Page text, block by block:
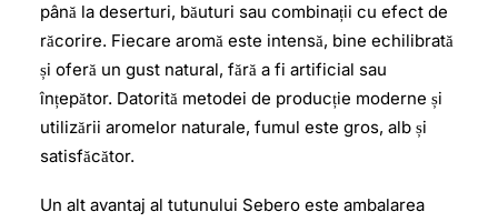
până la deserturi, băuturi sau combinații cu efect de
răcorire. Fiecare aromă este intensă, bine echilibrată
și oferă un gust natural, fără a fi artificial sau
înțepător. Datorită metodei de producție moderne și
utilizării aromelor naturale, fumul este gros, alb și
satisfăcător.
Un alt avantaj al tutunului Sebero este ambalarea